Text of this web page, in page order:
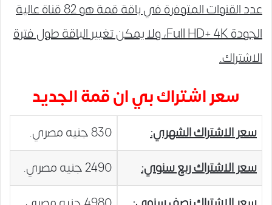
عدد القنوات المتوفرة في باقة قمة هو 82 قناة عالية
الجودة Full HD+ 4K، ولا يمكن تغيير الباقة طول فترة
الاشتراك.
سعر اشتراك بي ان قمة الجديد
سعر الاشتراك الشهري:
830 جنيه مصري.
سعر الاشتراك ربع سنوي:
2490 جنيه مصري.